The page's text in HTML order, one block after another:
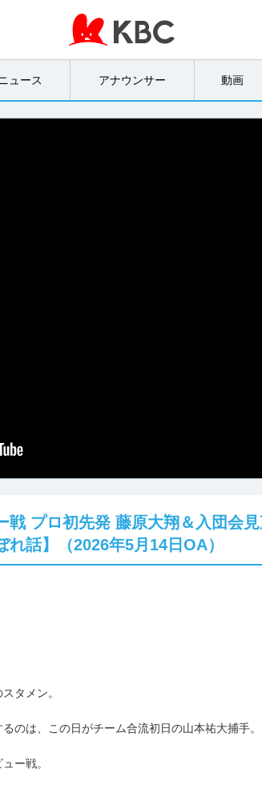
ュース アナウンサー 動画
戦 プロ初先発 藤原大翔＆入団会
れ話】（2026年5月14日OA）
タメン。
のは、この日がチーム合流初日の山本祐大捕手。
ー戦。